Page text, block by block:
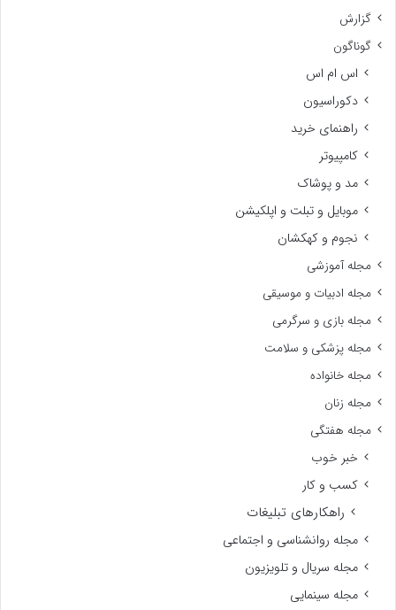
گزارش
گوناگون
اس ام اس
دکوراسیون
راهنمای خرید
کامپیوتر
مد و پوشاک
موبایل و تبلت و اپلکیشن
نجوم و کهکشان
مجله آموزشی
مجله ادبیات و موسیقی
مجله بازی و سرگرمی
مجله پزشکی و سلامت
مجله خانواده
مجله زنان
مجله هفتگی
خبر خوب
کسب و کار
راهکارهای تبلیغات
مجله روانشناسی و اجتماعی
مجله سریال و تلویزیون
مجله سینمایی